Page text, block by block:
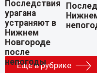
Еще в рубрике